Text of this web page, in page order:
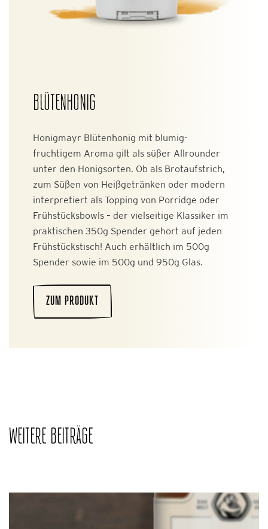
BLÜTENHONIG
Honigmayr Blütenhonig mit blumig-
fruchtigem Aroma gilt als süßer Allrounder
unter den Honigsorten. Ob als Brotaufstrich,
zum Süßen von Heißgetränken oder modern
interpretiert als Topping von Porridge oder
Frühstücksbowls – der vielseitige Klassiker im
praktischen 350g Spender gehört auf jeden
Frühstückstisch! Auch erhältlich im 500g
Spender sowie im 500g und 950g Glas.
ZUM PRODUKT
WEITERE BEITRÄGE